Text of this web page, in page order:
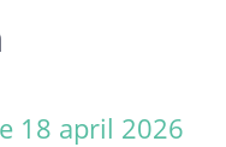
18 april 2026